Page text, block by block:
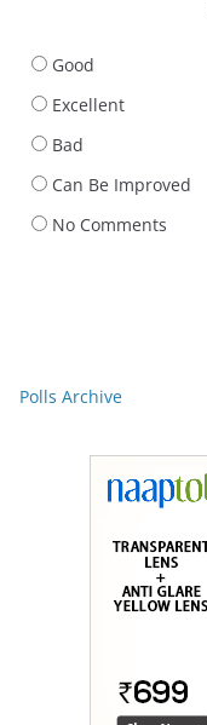
Good
Excellent
Bad
Can Be Improved
No Comments
Polls Archive